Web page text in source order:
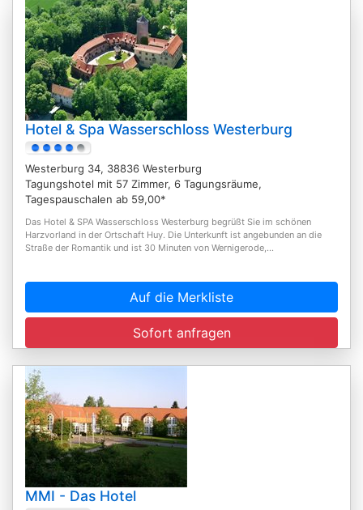
Hotel & Spa Wasserschloss Westerburg
Westerburg 34, 38836 Westerburg
Tagungshotel mit 57 Zimmer, 6 Tagungsräume,
Tagespauschalen ab 59,00*
Das Hotel & SPA Wasserschloss Westerburg begrüßt Sie im schönen
Harzvorland in der Ortschaft Huy. Die Unterkunft ist angebunden an die
Straße der Romantik und ist 30 Minuten von Wernigerode,...
Auf die Merkliste
Sofort anfragen
MMI - Das Hotel